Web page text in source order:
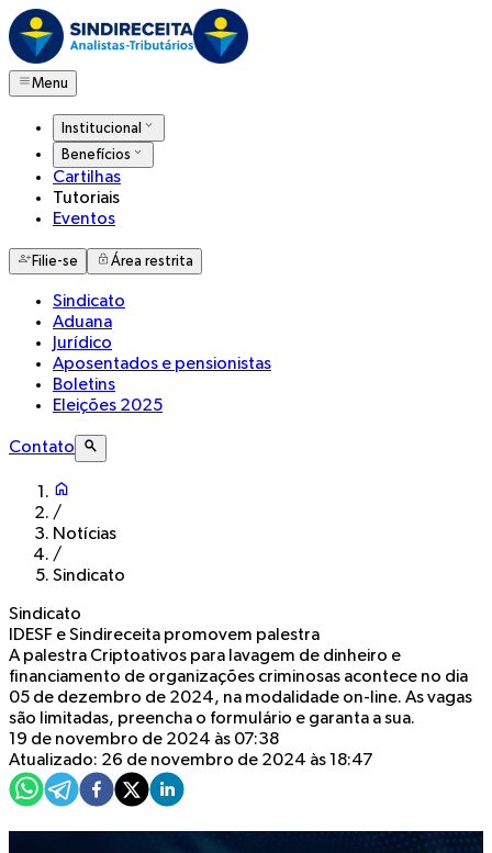
Menu
Institucional
Benefícios
Cartilhas
Tutoriais
Eventos
Filie-se Área restrita
Sindicato
Aduana
Jurídico
Aposentados e pensionistas
Boletins
Eleições 2025
Contato
/
Notícias
/
Sindicato
Sindicato
IDESF e Sindireceita promovem palestra
A palestra Criptoativos para lavagem de dinheiro e
financiamento de organizações criminosas acontece no dia
05 de dezembro de 2024, na modalidade on-line. As vagas
são limitadas, preencha o formulário e garanta a sua.
19 de novembro de 2024 às 07:38
Atualizado: 26 de novembro de 2024 às 18:47